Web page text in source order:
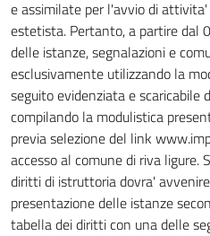
e assimilate per l'avvio di
estetista. Pertanto, a partire dal
delle istanze, segnalazioni e
esclusivamente utilizzando la
seguito evidenziata e scaricabile
compilando la modulistica
previa selezione del link
accesso al comune di riva ligure.
diritti di istruttoria dovra'
presentazione delle istanze
tabella dei diritti con una delle